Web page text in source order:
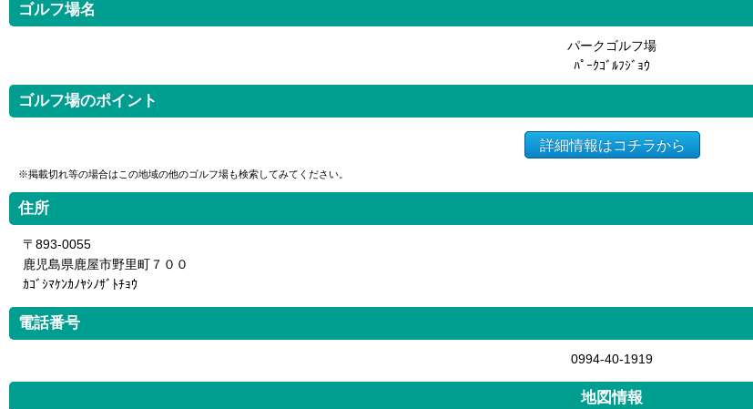
ゴルフ場名
パークゴルフ場
ﾊﾟｰｸｺﾞﾙﾌｼﾞｮｳ
ゴルフ場のポイント
詳細情報はコチラから
※掲載切れ等の場合はこの地域の他のゴルフ場も検索してみてください。
住所
〒893-0055
鹿児島県鹿屋市野里町７００
ｶｺﾞｼﾏｹﾝｶﾉﾔｼﾉｻﾞﾄﾁｮｳ
電話番号
0994-40-1919
地図情報